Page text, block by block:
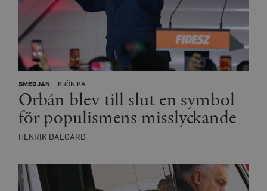
SMEDJAN KRÖNIKA
Orbán blev till slut en symbol
för populismens misslyckande
HENRIK DALGARD